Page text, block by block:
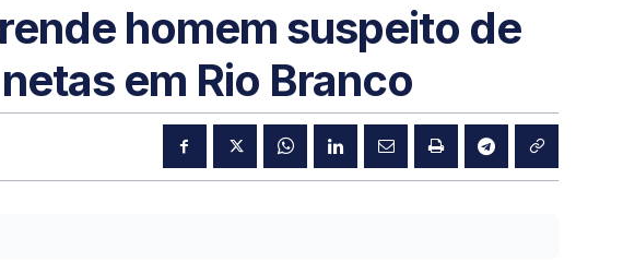
homem suspeito de
em Rio Branco